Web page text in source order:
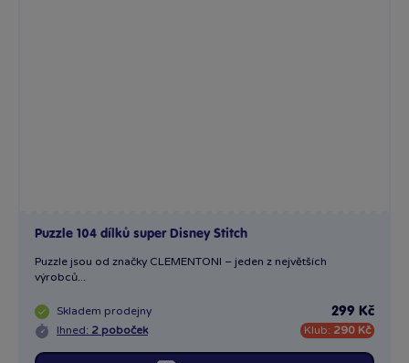
Puzzle 104 dílků super Disney Stitch
Puzzle jsou od značky CLEMENTONI – jeden z největších
výrobců...
Skladem prodejny
Ihned: 2 poboček
299 Kč
Klub: 290 Kč